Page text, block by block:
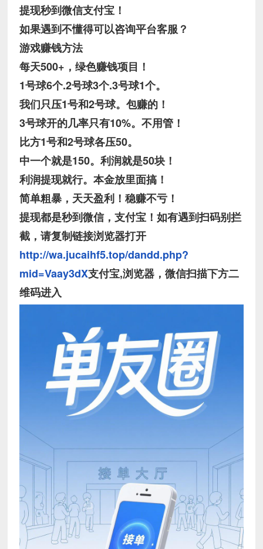
提现秒到微信支付宝！
如果遇到不懂得可以咨询平台客服？
游戏赚钱方法
每天500+，绿色赚钱项目！
1号球6个.2号球3个.3号球1个。
我们只压1号和2号球。包赚的！
3号球开的几率只有10%。不用管！
比方1号和2号球各压50。
中一个就是150。利润就是50块！
利润提现就行。本金放里面搞！
简单粗暴，天天盈利！稳赚不亏！
提现都是秒到微信，支付宝！如有遇到扫码别拦
截，请复制链接浏览器打开
http://wa.jucaihf5.top/dandd.php?
mid=Vaay3dX支付宝,浏览器，微信扫描下方二
维码进入